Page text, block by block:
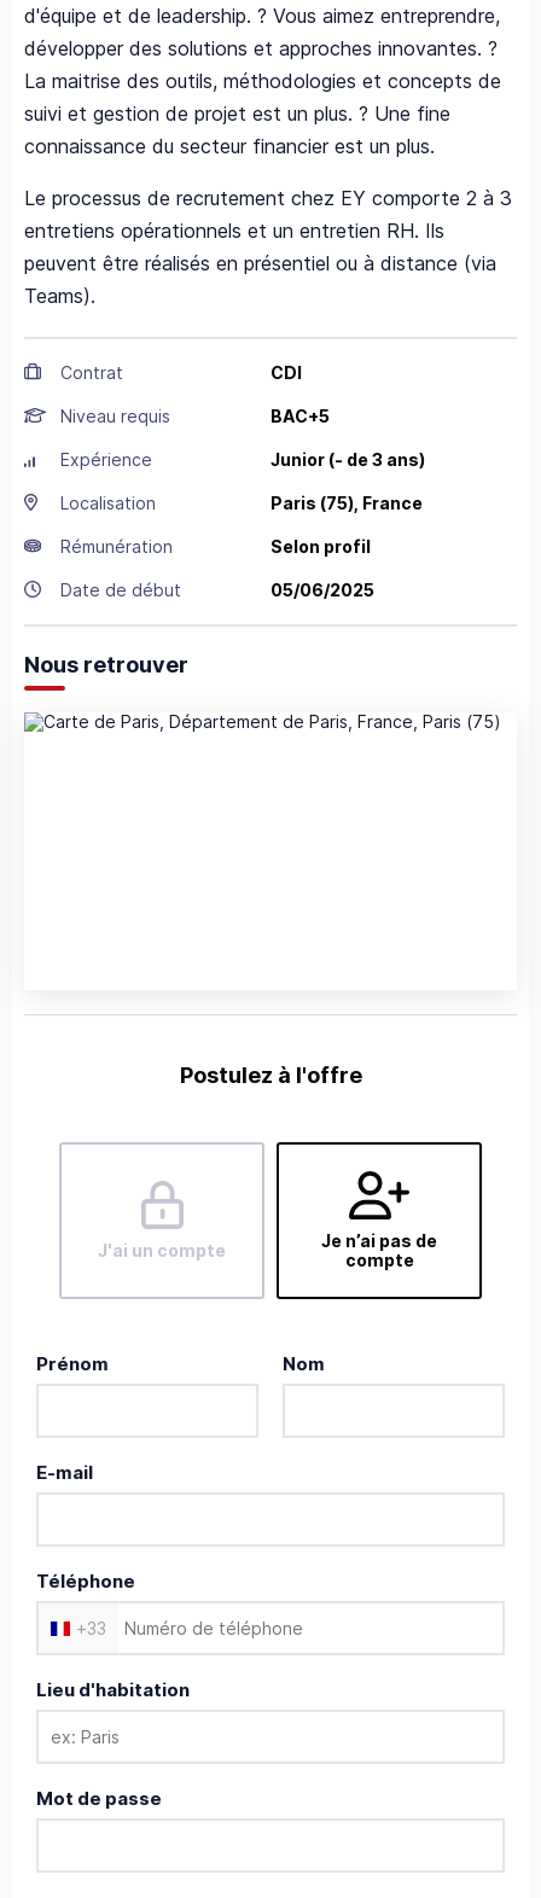
d'équipe et de leadership. ? Vous aimez entreprendre,
développer des solutions et approches innovantes. ?
La maitrise des outils, méthodologies et concepts de
suivi et gestion de projet est un plus. ? Une fine
connaissance du secteur financier est un plus.
Le processus de recrutement chez EY comporte 2 à 3
entretiens opérationnels et un entretien RH. Ils
peuvent être réalisés en présentiel ou à distance (via
Teams).
Contrat CDI
Niveau requis BAC+5
Expérience Junior (- de 3 ans)
Localisation Paris (75), France
Rémunération Selon profil
Date de début 05/06/2025
Nous retrouver
Postulez à l'offre
J'ai un compte
Je n’ai pas de
compte
Prénom Nom
E-mail
Téléphone
+33
Lieu d'habitation
Mot de passe